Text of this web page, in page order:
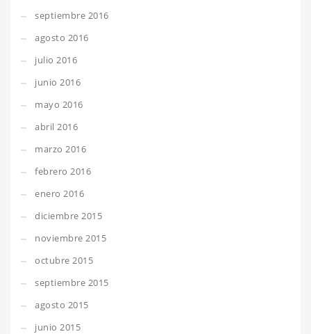
septiembre 2016
agosto 2016
julio 2016
junio 2016
mayo 2016
abril 2016
marzo 2016
febrero 2016
enero 2016
diciembre 2015
noviembre 2015
octubre 2015
septiembre 2015
agosto 2015
junio 2015